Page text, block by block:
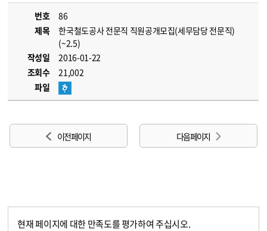
번호
86
제목
한국철도공사 전문직 직원공개모집(세무담당 전문직)
(~2.5)
작성일
2016-01-22
조회수
21,002
파일
이전 페이지 다음 페이지
현재 페이지에 대한 만족도를 평가하여 주십시오.